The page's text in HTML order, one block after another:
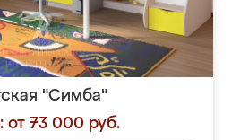
"Симба"
от 73 000 руб.